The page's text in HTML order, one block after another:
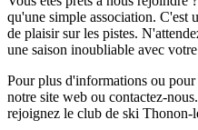
qu'une simple association. C'est
de plaisir sur les pistes.
une saison inoubliable avec
Pour plus d'informations ou
notre site web ou contactez-
rejoignez le club de ski Thonon-